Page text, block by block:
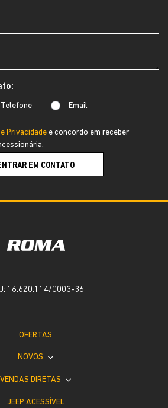
Telefone Email
Privacidade e concordo em receber
EM CONTATO
16.620.114/0003-36
OFERTAS
NOVOS
VENDAS DIRETAS
JEEP ACESSÍVEL